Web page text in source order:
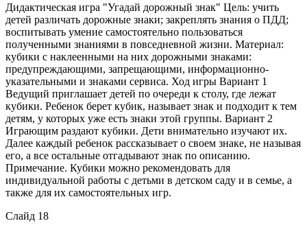
Дидактическая игра "Угадай дорожный знак" Цель: учить
детей различать дорожные знаки; закреплять знания о ПДД;
воспитывать умение самостоятельно пользоваться
полученными знаниями в повседневной жизни. Материал:
кубики с наклеенными на них дорожными знаками:
предупреждающими, запрещающими, информационно-
указательными и знаками сервиса. Ход игры Вариант 1
Ведущий приглашает детей по очереди к столу, где лежат
кубики. Ребенок берет кубик, называет знак и подходит к тем
детям, у которых уже есть знаки этой группы. Вариант 2
Играющим раздают кубики. Дети внимательно изучают их.
Далее каждый ребенок рассказывает о своем знаке, не называя
его, а все остальные отгадывают знак по описанию.
Примечание. Кубики можно рекомендовать для
индивидуальной работы с детьми в детском саду и в семье, а
также для их самостоятельных игр.
Слайд 18